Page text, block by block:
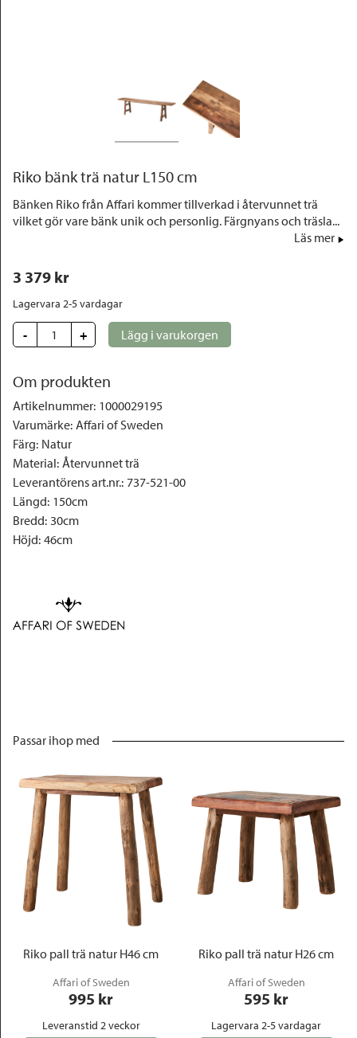
Riko bänk trä natur L150 cm
Bänken Riko från Affari kommer tillverkad i återvunnet trä
vilket gör vare bänk unik och personlig. Färgnyans och träsla...
Läs mer
3 379 kr
Lagervara 2-5 vardagar
- + Lägg i varukorgen
Om produkten
Artikelnummer: 1000029195
Varumärke: Affari of Sweden
Färg: Natur
Material: Återvunnet trä
Leverantörens art.nr.: 737-521-00
Längd: 150cm
Bredd: 30cm
Höjd: 46cm
Passar ihop med
Riko pall trä natur H46 cm
Affari of Sweden
995 kr
Leveranstid 2 veckor
Riko pall trä natur H26 cm
Affari of Sweden
595 kr
Lagervara 2-5 vardagar